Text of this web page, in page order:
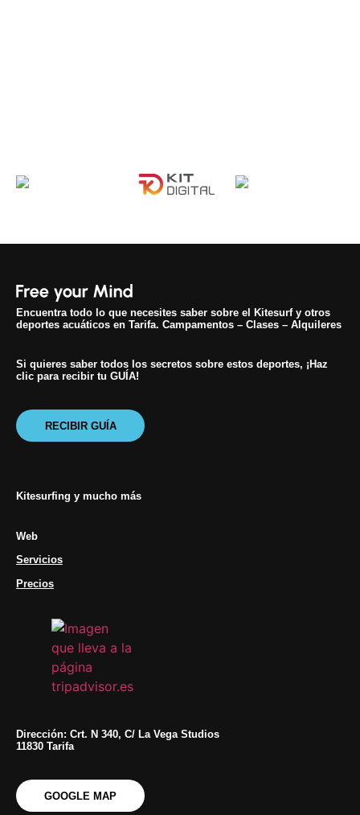
Encuentra todo lo que necesites saber sobre el Kitesurf y otros
deportes acuáticos en Tarifa. Campamentos – Clases – Alquileres
Si quieres saber todos los secretos sobre estos deportes, ¡Haz
clic para recibir tu GUÍA!
RECIBIR GUÍA
Kitesurfing y mucho más
Web
Servicios
Precios
Dirección: Crt. N 340, C/ La Vega Studios
11830 Tarifa
GOOGLE MAP